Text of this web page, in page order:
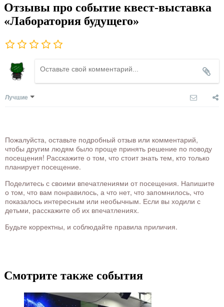
Отзывы про событие квест-выставка
«Лаборатория будущего»
Лучшие
Пожалуйста, оставьте подробный отзыв или комментарий,
чтобы другим людям было проще принять решение по поводу
посещения! Расскажите о том, что стоит знать тем, кто только
планирует посещение.
Поделитесь с своими впечатлениями от посещения. Напишите
о том, что вам понравилось, а что нет, что запомнилось, что
показалось интересным или необычным. Если вы ходили с
детьми, расскажите об их впечатлениях.
Будьте корректны, и соблюдайте правила приличия.
Смотрите также события